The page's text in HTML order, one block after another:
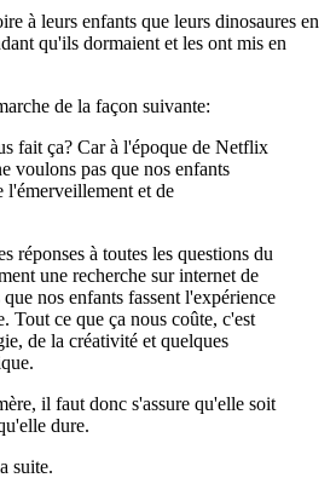
à leurs enfants que leurs dinosaures en
qu'ils dormaient et les ont mis en
de la façon suivante:
fait ça? Car à l'époque de Netflix
voulons pas que nos enfants
l'émerveillement et de
réponses à toutes les questions du
une recherche sur internet de
nos enfants fassent l'expérience
Tout ce que ça nous coûte, c'est
de la créativité et quelques
il faut donc s'assure qu'elle soit
dure.
suite.